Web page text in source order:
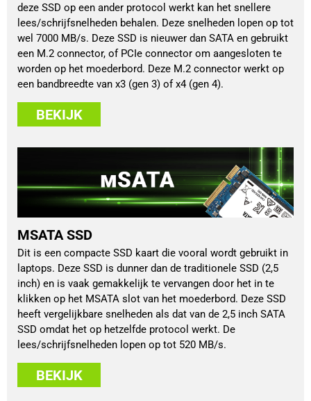
deze SSD op een ander protocol werkt kan het snellere
lees/schrijfsnelheden behalen. Deze snelheden lopen op tot
wel 7000 MB/s. Deze SSD is nieuwer dan SATA en gebruikt
een M.2 connector, of PCIe connector om aangesloten te
worden op het moederbord. Deze M.2 connector werkt op
een bandbreedte van x3 (gen 3) of x4 (gen 4).
BEKIJK
MSATA SSD
Dit is een compacte SSD kaart die vooral wordt gebruikt in
laptops. Deze SSD is dunner dan de traditionele SSD (2,5
inch) en is vaak gemakkelijk te vervangen door het in te
klikken op het MSATA slot van het moederbord. Deze SSD
heeft vergelijkbare snelheden als dat van de 2,5 inch SATA
SSD omdat het op hetzelfde protocol werkt. De
lees/schrijfsnelheden lopen op tot 520 MB/s.
BEKIJK